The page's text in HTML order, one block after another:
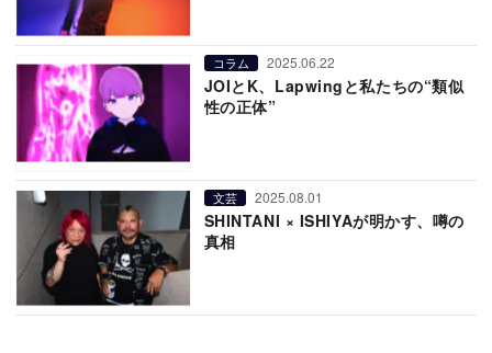
コラム 2025.06.22
JOIとK、Lapwingと私たちの“類似
性の正体”
文芸 2025.08.01
SHINTANI × ISHIYAが明かす、噂の
真相